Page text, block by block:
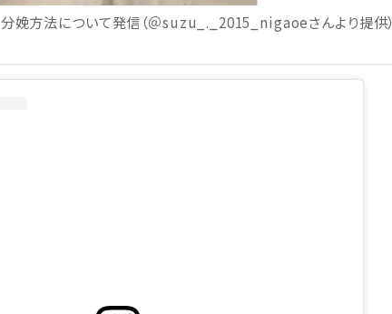
分娩方法について発信（＠suzu_._2015_nigaoeさんより提供）